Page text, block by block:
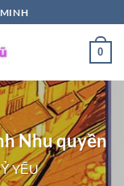
MINH
0
Nhu quyền
YẾU